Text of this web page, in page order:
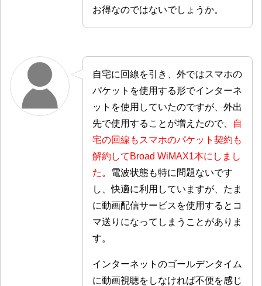
お得なのではないでしょうか。
自宅に回線を引き、外ではスマホの
パケットを使用する形でインターネ
ットを使用していたのですが、外出
先で使用することが増えたので、
自
宅の回線もスマホのパケット契約も
解約してBroad WiMAX1本にしまし
た 。電波状態も特に問題ないです
し、快適に利用していますが、たま
に動画配信サービスを使用するとコ
マ送りになってしまうことがありま
す。
インターネットのゴールデンタイム
に動画視聴をしなければ不便を感じ